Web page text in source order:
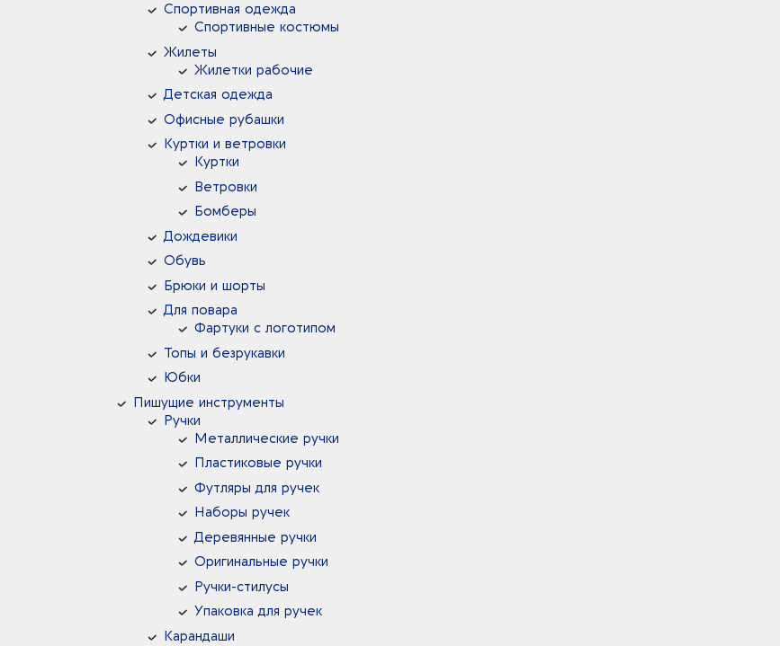
Спортивная одежда
Спортивные костюмы
Жилеты
Жилетки рабочие
Детская одежда
Офисные рубашки
Куртки и ветровки
Куртки
Ветровки
Бомберы
Дождевики
Обувь
Брюки и шорты
Для повара
Фартуки с логотипом
Топы и безрукавки
Юбки
Пишущие инструменты
Ручки
Металлические ручки
Пластиковые ручки
Футляры для ручек
Наборы ручек
Деревянные ручки
Оригинальные ручки
Ручки-стилусы
Упаковка для ручек
Карандаши